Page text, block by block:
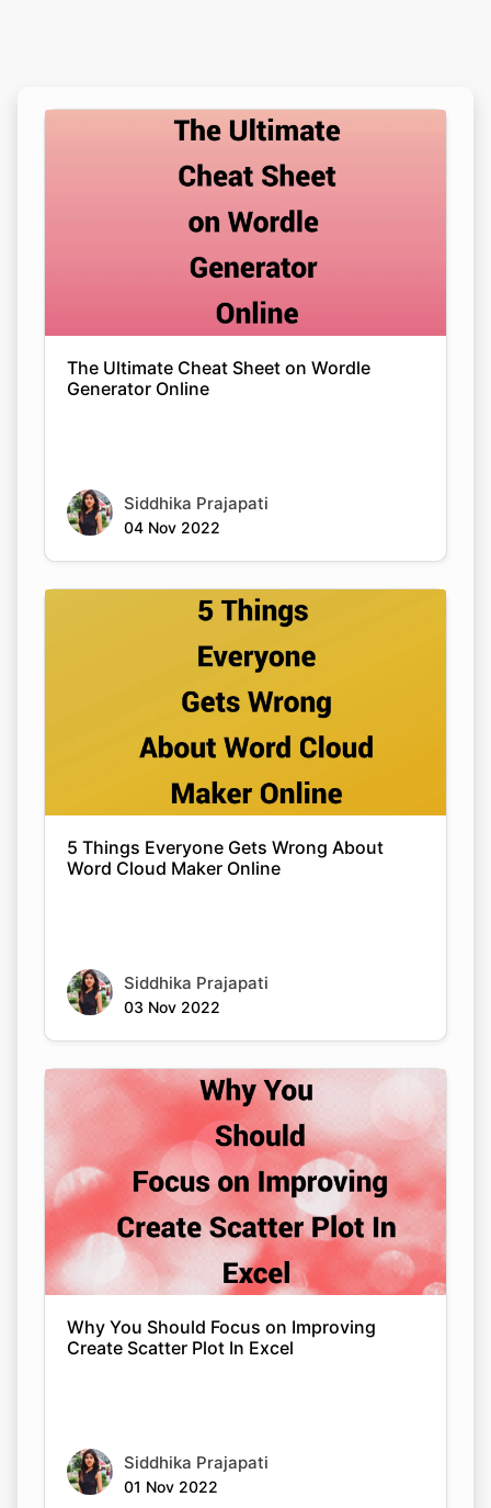
The Ultimate Cheat Sheet on Wordle
Generator Online
Siddhika Prajapati
04 Nov 2022
5 Things Everyone Gets Wrong About
Word Cloud Maker Online
Siddhika Prajapati
03 Nov 2022
Why You Should Focus on Improving
Create Scatter Plot In Excel
Siddhika Prajapati
01 Nov 2022